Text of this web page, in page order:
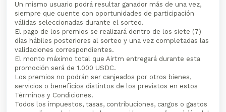
Un mismo usuario podrá resultar ganador más de una vez,
siempre que cuente con oportunidades de participación
válidas seleccionadas durante el sorteo.
El pago de los premios se realizará dentro de los siete (7)
días hábiles posteriores al sorteo y una vez completadas las
validaciones correspondientes.
El monto máximo total que Airtm entregará durante esta
promoción será de 1.000 USDC.
Los premios no podrán ser canjeados por otros bienes,
servicios o beneficios distintos de los previstos en estos
Términos y Condiciones.
Todos los impuestos, tasas, contribuciones, cargos o gastos